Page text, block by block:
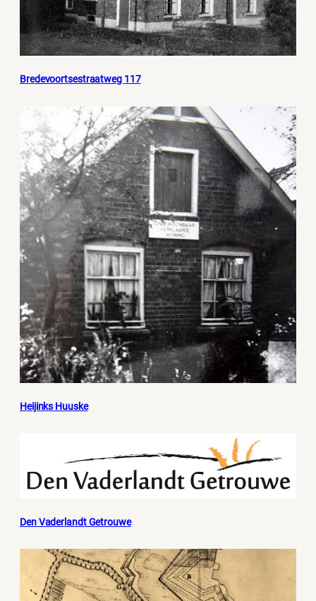
Bredevoortsestraatweg 117
Heijinks Huuske
Den Vaderlandt Getrouwe